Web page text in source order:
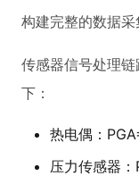
构建完整的数据
传感器信号处理
下：
热电偶：
压力传感器